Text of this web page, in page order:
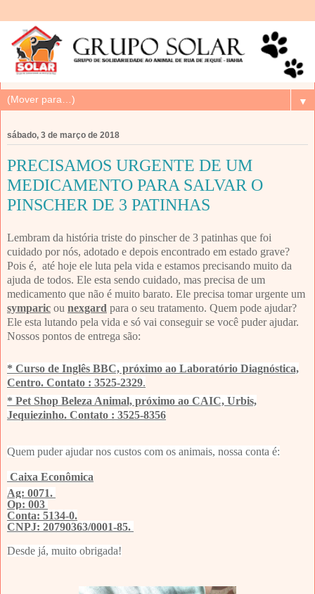
▼
sábado, 3 de março de 2018
PRECISAMOS URGENTE DE UM
MEDICAMENTO PARA SALVAR O
PINSCHER DE 3 PATINHAS
Lembram da história triste do pinscher de 3 patinhas que foi
cuidado por nós, adotado e depois encontrado em estado grave?
Pois é, até hoje ele luta pela vida e estamos precisando muito da
ajuda de todos. Ele esta sendo cuidado, mas precisa de um
medicamento que não é muito barato. Ele precisa tomar urgente um
symparic ou nexgard para o seu tratamento. Quem pode ajudar?
Ele esta lutando pela vida e só vai conseguir se você puder ajudar.
Nossos pontos de entrega são:
* Curso de Inglês BBC, próximo ao Laboratório Diagnóstica,
Centro. Contato : 3525-2329.
* Pet Shop Beleza Animal, próximo ao CAIC, Urbis,
Jequiezinho. Contato : 3525-8356
Quem puder ajudar nos custos com os animais, nossa conta é:
Caixa Econômica
Ag: 0071.
Op: 003
Conta: 5134-0.
CNPJ: 20790363/0001-85.
Desde já, muito obrigada!